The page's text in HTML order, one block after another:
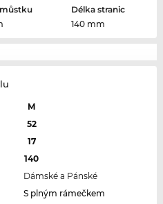
Délka stranic
140 mm
M
52
17
140
Dámské a Pánské
S plným rámečkem